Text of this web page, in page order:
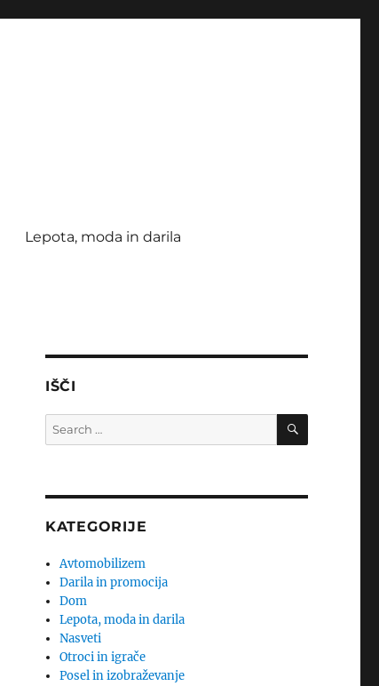
Lepota, moda in darila
IŠČI
Search
for:
SEARCH
KATEGORIJE
Avtomobilizem
Darila in promocija
Dom
Lepota, moda in darila
Nasveti
Otroci in igrače
Posel in izobraževanje